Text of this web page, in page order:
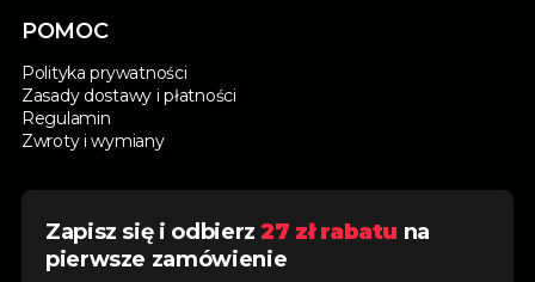
POMOC
Polityka prywatności
Zasady dostawy i płatności
Regulamin
Zwroty i wymiany
Zapisz się i odbierz27 zł rabatu na
pierwsze zamówienie